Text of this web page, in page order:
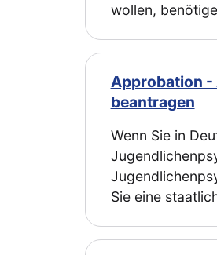
wollen,
Approbation -
beantragen
Wenn Sie in
Sie eine